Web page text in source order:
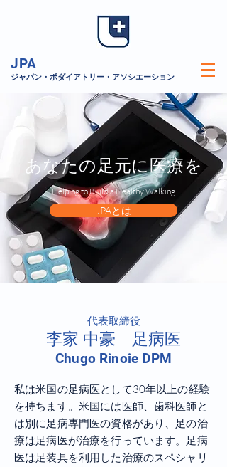
JPA
​ジャパン・ポダイアトリー・アソシエーション
あなたの足元に医療を
Helping to Build a Healthy Walking
JPAとは
​代表取締役
李家 中豪 足病医
Chugo Rinoie DPM
私は米国の足病医として30年以上の経験
を持ちます。米国には医師、歯科医師と
は別に足病専門医の資格があり、足の治
療は足病医が治療を行っています。足病
医は足装具を利用した治療のスペシャリ